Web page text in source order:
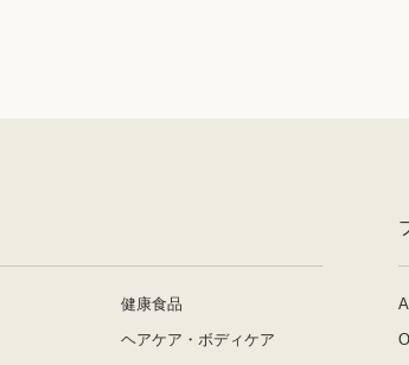
健康食品
ヘアケア・ボディケア